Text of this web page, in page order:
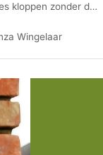
kloppen zonder dat
Wingelaar